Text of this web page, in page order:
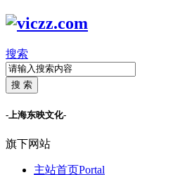
搜索
搜 索
-上海东映文化-
旗下网站
主站首页Portal